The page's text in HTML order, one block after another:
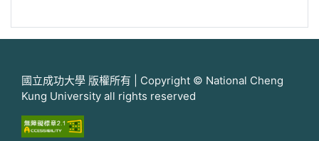
國立成功大學 版權所有 | Copyright © National Cheng
Kung University all rights reserved